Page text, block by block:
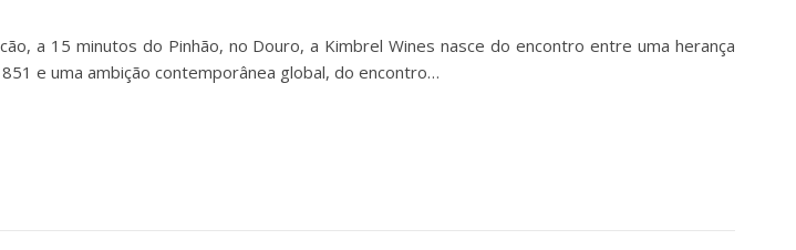
a 15 minutos do Pinhão, no Douro, a Kimbrel Wines nasce do encontro entre uma herança
e uma ambição contemporânea global, do encontro…